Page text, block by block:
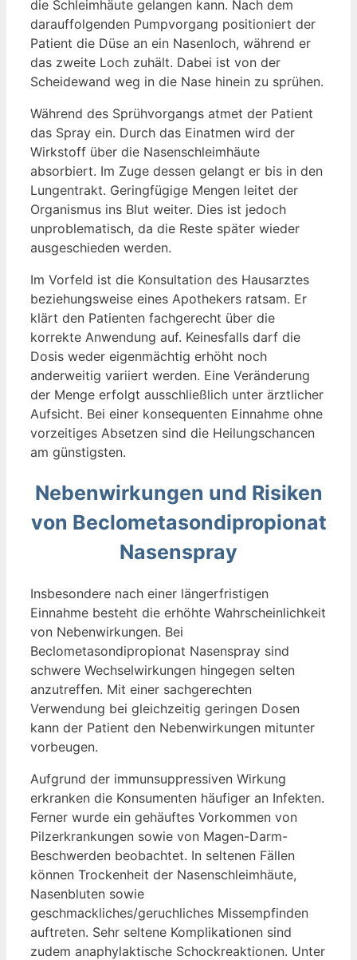
die Schleimhäute gelangen kann. Nach dem
darauffolgenden Pumpvorgang positioniert der
Patient die Düse an ein Nasenloch, während er
das zweite Loch zuhält. Dabei ist von der
Scheidewand weg in die Nase hinein zu sprühen.
Während des Sprühvorgangs atmet der Patient
das Spray ein. Durch das Einatmen wird der
Wirkstoff über die Nasenschleimhäute
absorbiert. Im Zuge dessen gelangt er bis in den
Lungentrakt. Geringfügige Mengen leitet der
Organismus ins Blut weiter. Dies ist jedoch
unproblematisch, da die Reste später wieder
ausgeschieden werden.
Im Vorfeld ist die Konsultation des Hausarztes
beziehungsweise eines Apothekers ratsam. Er
klärt den Patienten fachgerecht über die
korrekte Anwendung auf. Keinesfalls darf die
Dosis weder eigenmächtig erhöht noch
anderweitig variiert werden. Eine Veränderung
der Menge erfolgt ausschließlich unter ärztlicher
Aufsicht. Bei einer konsequenten Einnahme ohne
vorzeitiges Absetzen sind die Heilungschancen
am günstigsten.
Nebenwirkungen und Risiken
von Beclometasondipropionat
Nasenspray
Insbesondere nach einer längerfristigen
Einnahme besteht die erhöhte Wahrscheinlichkeit
von Nebenwirkungen. Bei
Beclometasondipropionat Nasenspray sind
schwere Wechselwirkungen hingegen selten
anzutreffen. Mit einer sachgerechten
Verwendung bei gleichzeitig geringen Dosen
kann der Patient den Nebenwirkungen mitunter
vorbeugen.
Aufgrund der immunsuppressiven Wirkung
erkranken die Konsumenten häufiger an Infekten.
Ferner wurde ein gehäuftes Vorkommen von
Pilzerkrankungen sowie von Magen-Darm-
Beschwerden beobachtet. In seltenen Fällen
können Trockenheit der Nasenschleimhäute,
Nasenbluten sowie
geschmackliches/geruchliches Missempfinden
auftreten. Sehr seltene Komplikationen sind
zudem anaphylaktische Schockreaktionen. Unter